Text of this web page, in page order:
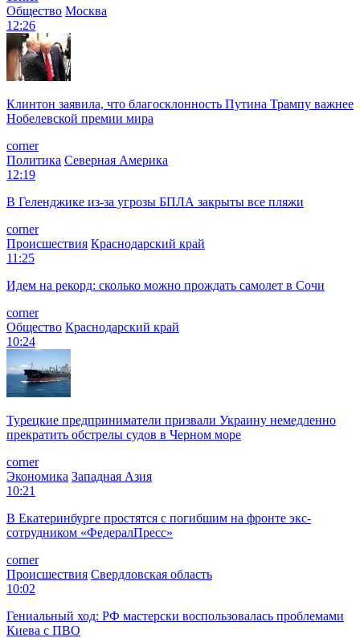
Общество Москва
12:26
Клинтон заявила, что благосклонность Путина Трампу важнее
Нобелевской премии мира
corner
Политика Северная Америка
12:19
В Геленджике из-за угрозы БПЛА закрыты все пляжи
corner
Происшествия Краснодарский край
11:25
Идем на рекорд: сколько можно прождать самолет в Сочи
corner
Общество Краснодарский край
10:24
Турецкие предприниматели призвали Украину немедленно
прекратить обстрелы судов в Черном море
corner
Экономика Западная Азия
10:21
В Екатеринбурге простятся с погибшим на фронте экс-
сотрудником «ФедералПресс»
corner
Происшествия Свердловская область
10:02
Гениальный ход: РФ мастерски воспользовалась проблемами
Киева с ПВО